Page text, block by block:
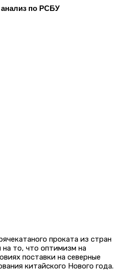
по РСБУ
проката из стран
то, что оптимизм на
поставки на северные
китайского Нового года.